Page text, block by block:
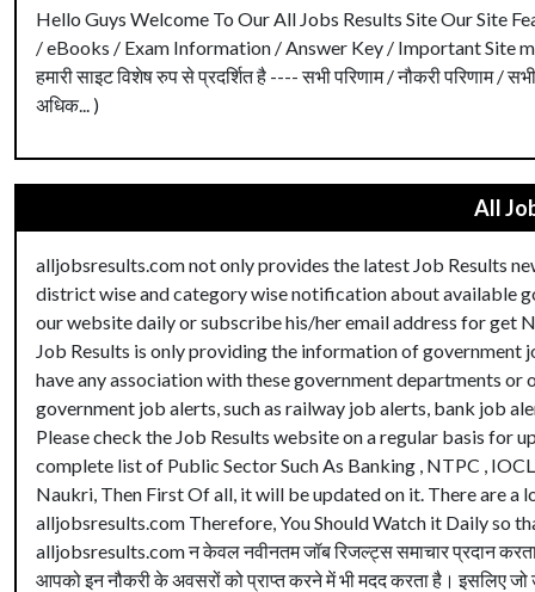
Hello Guys Welcome To Our All Jobs Results Site Our Site
/ eBooks / Exam Information / Answer Key / Important Site more
हमारी साइट विशेष रुप से प्रदर्शित है ---- सभी परिणाम / नौकरी परिणाम /
अधिक... )
All
alljobsresults.com not only provides the latest Job Results
district wise and category wise notification about available
our website daily or subscribe his/her email address for get
Job Results is only providing the information of
have any association with these government departments
government job alerts, such as railway job alerts, bank job
Please check the Job Results website on a regular basis for
complete list of Public Sector Such As Banking , NTPC ,
Naukri, Then First Of all, it will be updated on it. There are
alljobsresults.com Therefore, You Should Watch it Daily so
alljobsresults.com न केवल नवीनतम जॉब रिजल्ट्स समाचार प्रदान
आपको इन नौकरी के अवसरों को प्राप्त करने में भी मदद करता है। इसलिए जो